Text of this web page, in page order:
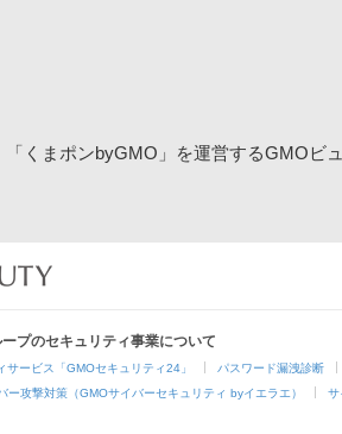
「くまポンbyGMO」を運営するGMOビ
プのセキュリティ事業について
ービス「GMOセキュリティ24」 パスワード漏洩診断
ー攻撃対策（GMOサイバーセキュリティ byイエラエ） サ